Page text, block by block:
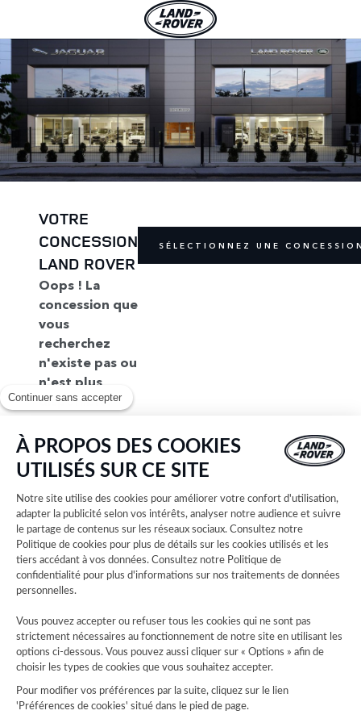
Continuer sans accepter
À PROPOS DES COOKIES
UTILISÉS SUR CE SITE
Notre site utilise des cookies pour améliorer votre confort d'utilisation,
adapter la publicité selon vos intérêts, analyser notre audience et suivre
le partage de contenus sur les réseaux sociaux. Consultez notre
Politique de cookies pour plus de détails sur les cookies utilisés et les
tiers accédant à vos données. Consultez notre Politique de
confidentialité pour plus d'informations sur nos traitements de données
personnelles.
Vous pouvez accepter ou refuser tous les cookies qui ne sont pas
strictement nécessaires au fonctionnement de notre site en utilisant les
options ci-dessous. Vous pouvez aussi cliquer sur « Options » afin de
choisir les types de cookies que vous souhaitez accepter.
Pour modifier vos préférences par la suite, cliquez sur le lien
'Préférences de cookies' situé dans le pied de page.
VOTRE
CONCESSION
LAND ROVER
Oops ! La
concession que
vous
recherchez
n'existe pas ou
n'est plus
disponible.
votre
concession,
consultez notre
liste complète
des concessions
Land Rover.
Sélectionnez
ensuite votre
concession et
découvrez les
horaires
d'ouverture,
coordonnées,
plans d'accès et
explorez nos
SÉLECTIONNEZ UNE